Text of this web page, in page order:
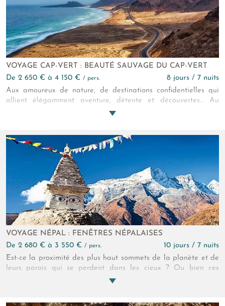
VOYAGE CAP-VERT : BEAUTÉ SAUVAGE DU CAP-VERT
de 2 650 € à 4 150 € / pers.
8 jours / 7 nuits
Aux amoureux de nature, de destinations confidentielles qui
allient élégamment aventure, détente et découvertes… Au
carrefour de l’Europe, de l’Afrique et de l’Amérique du Sud,
richesse.
VOYAGE NÉPAL : FENÊTRES NÉPALAISES
de 2 680 € à 3 550 € / pers.
10 jours / 7 nuits
Est-ce la proximité des plus haut sommets de la planète et de
leurs parois qui se perdent dans les cieux ? Ou bien ces
villages qui en tous points nous ramènent à notre Moyen Age